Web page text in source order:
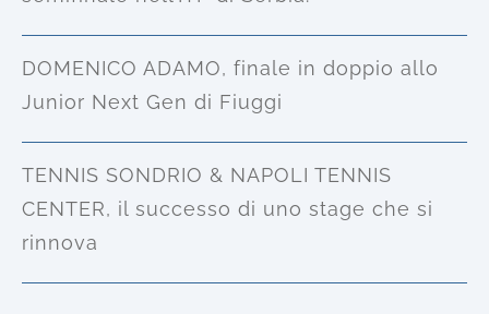
DOMENICO ADAMO, finale in doppio allo
Junior Next Gen di Fiuggi
TENNIS SONDRIO & NAPOLI TENNIS
CENTER, il successo di uno stage che si
rinnova